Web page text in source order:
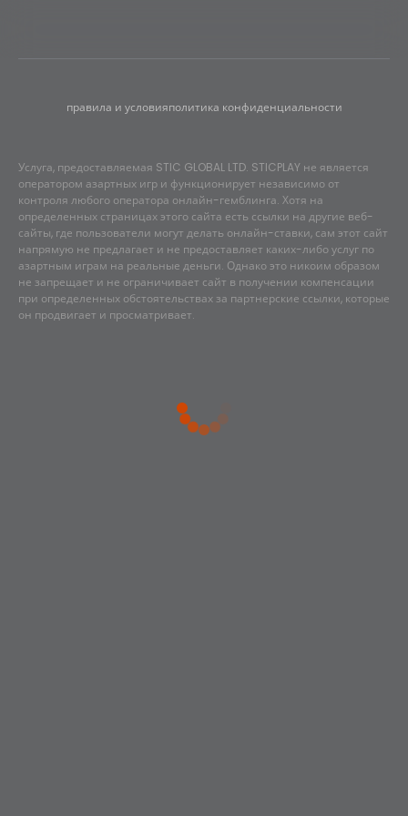
правила и условияполитика конфиденциальности
Услуга, предоставляемая STIC GLOBAL LTD. STICPLAY не является
оператором азартных игр и функционирует независимо от
контроля любого оператора онлайн-гемблинга. Хотя на
определенных страницах этого сайта есть ссылки на другие веб-
сайты, где пользователи могут делать онлайн-ставки, сам этот сайт
напрямую не предлагает и не предоставляет каких-либо услуг по
азартным играм на реальные деньги. Однако это никоим образом
не запрещает и не ограничивает сайт в получении компенсации
при определенных обстоятельствах за партнерские ссылки, которые
он продвигает и просматривает.